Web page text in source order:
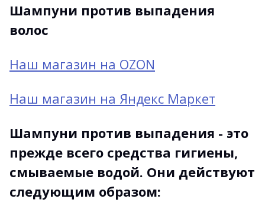
Шампуни против выпадения
волос
Наш магазин на OZON
Наш магазин на Яндекс Маркет
Шампуни против выпадения - это
прежде всего средства гигиены,
смываемые водой. Они действуют
следующим образом: